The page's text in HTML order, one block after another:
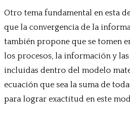
Otro tema fundamental en esta
que la convergencia de la
también propone que se tomen
los procesos, la información y
incluidas dentro del modelo
ecuación que sea la suma de
para lograr exactitud en este